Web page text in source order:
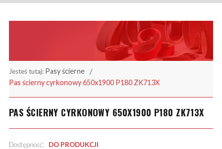
Jesteś tutaj: Pasy ścierne
Pas ścierny cyrkonowy 650x1900 P180 ZK713X
PAS ŚCIERNY CYRKONOWY 650X1900 P180 ZK713X
Dostępność: DO PRODUKCJI